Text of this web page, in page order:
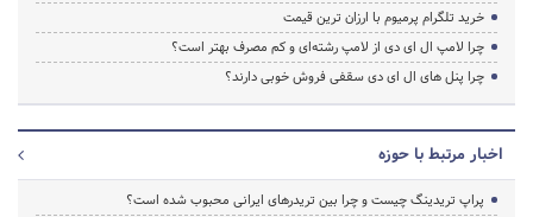
خرید تلگرام پرمیوم با ارزان ترین قیمت
چرا لامپ ال ای دی از لامپ رشته‌ای و کم مصرف بهتر است؟
چرا پنل های ال ای دی سقفی فروش خوبی دارند؟
اخبار مرتبط با حوزه
پراپ تریدینگ چیست و چرا بین تریدرهای ایرانی محبوب شده است؟